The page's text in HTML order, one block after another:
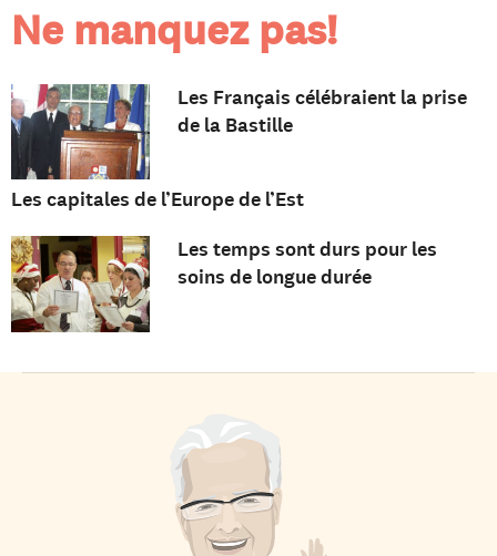
Ne manquez pas!
Les Français célébraient la prise
de la Bastille
Les capitales de l’Europe de l’Est
Les temps sont durs pour les
soins de longue durée